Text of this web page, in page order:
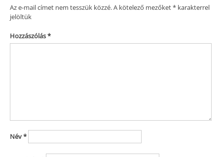
Az e-mail címet nem tesszük közzé.A kötelező mezőket*karakterrel
jelöltük
Hozzászólás*
Név*